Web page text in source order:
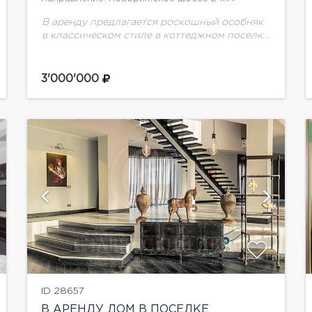
В аренду предлагается роскошный особняк
в классическом стиле в коттеджном поселке
авторская мебель, грамотная планировка: 5
3'000'000
ID 28657
В АРЕНДУ ДОМ В ПОСЕЛКЕ
показать ещё 14 фотографий